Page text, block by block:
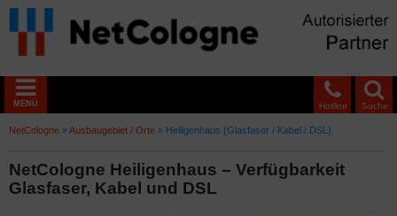
Suche
Hotline
MENÜ
NetCologne »Ausbaugebiet / Orte » Heiligenhaus (Glasfaser / Kabel / DSL)
NetCologne Heiligenhaus – Verfügbarkeit
Glasfaser, Kabel und DSL